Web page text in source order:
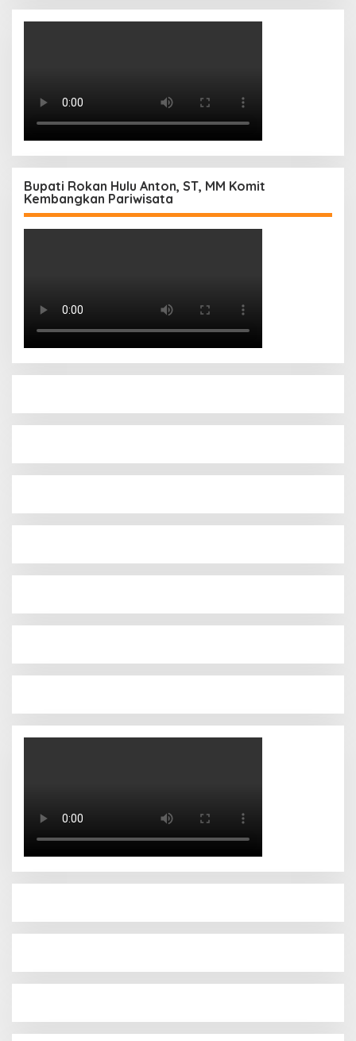
Bupati Rokan Hulu Anton, ST, MM Komit
Kembangkan Pariwisata